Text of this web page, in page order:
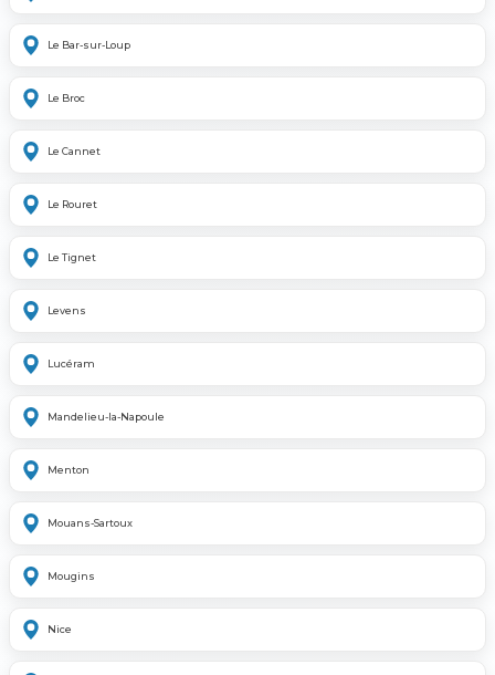
Le Bar-sur-Loup
Le Broc
Le Cannet
Le Rouret
Le Tignet
Levens
Lucéram
Mandelieu-la-Napoule
Menton
Mouans-Sartoux
Mougins
Nice